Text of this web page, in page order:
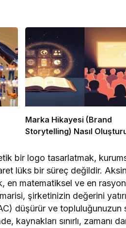
Marka Hikayesi (Brand
Storytelling) Nasıl
bir logo tasarlatmak,
lüks bir süreç değildir.
en matematiksel ve en
şirketinizin değerini
düşürür ve topluluğunuzun
kaynakları sınırlı, zamanı